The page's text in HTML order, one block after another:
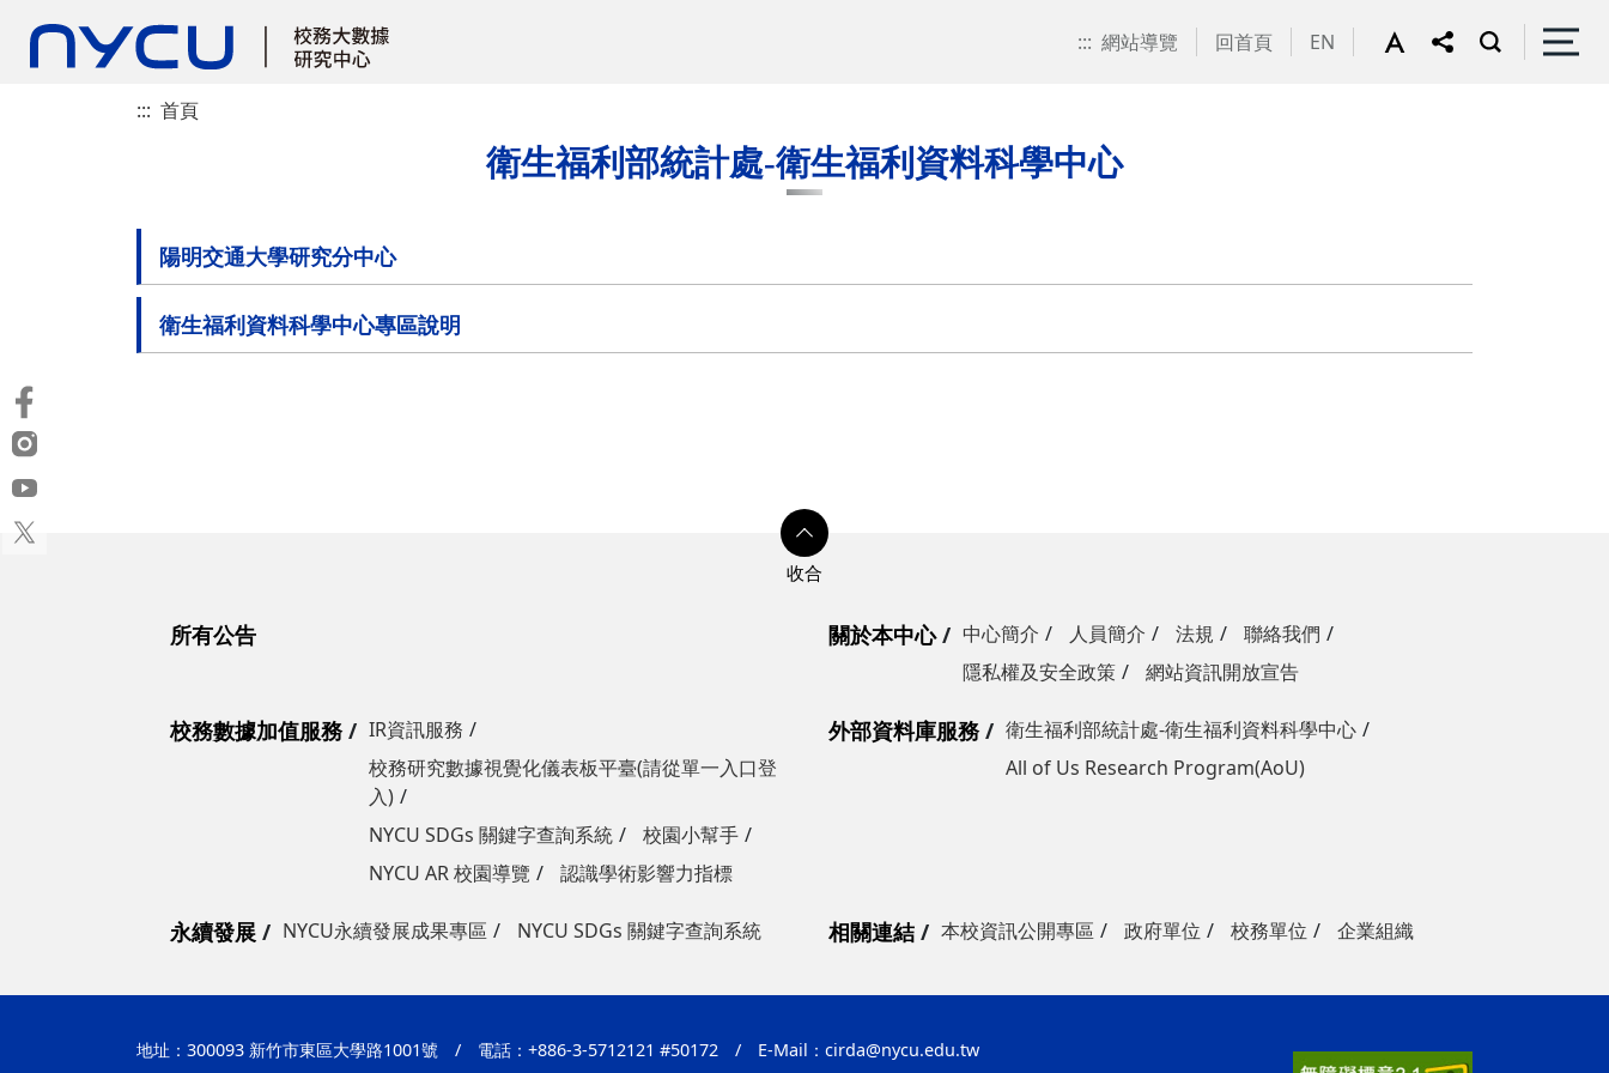
::: 網站導覽 回首頁 EN
::: 首頁
衛生福利部統計處-衛生福利資料科學中心
陽明交通大學研究分中心
衛生福利資料科學中心專區說明
所有公告 關於本中心 中心簡介 人員簡介 法規
聯絡我們
隱私權及安全政策
網站資訊開放宣告
校務數據加值服務
IR資訊服務
校務研究數據視覺化儀表板平臺(請從單一入口登
入)
NYCU SDGs 關鍵字查詢系統
校園小幫手
NYCU AR 校園導覽
認識學術影響力指標
外部資料庫服務
衛生福利部統計處-衛生福利資料科學中心
All of Us Research Program(AoU)
永續發展 NYCU永續發展成果專區 NYCU SDGs 關鍵字查詢系統 相關連結 本校資訊公開專區 政府單位 校務單位 企業組織
地址：300093 新竹市東區大學路1001號 / 電話：+886-3-5712121 #50172 / E-Mail： cirda@nycu.edu.tw